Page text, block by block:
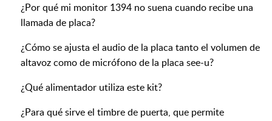
¿Por qué mi monitor 1394 no suena cuando recibe una
llamada de placa?
¿Cómo se ajusta el audio de la placa tanto el volumen de
altavoz como de micrófono de la placa see-u?
¿Qué alimentador utiliza este kit?
¿Para qué sirve el timbre de puerta, que permite